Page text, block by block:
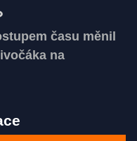
času měnil
na